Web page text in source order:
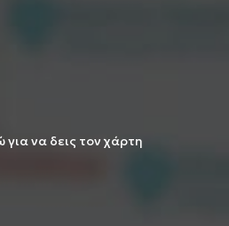
για να δεις τον χάρτη